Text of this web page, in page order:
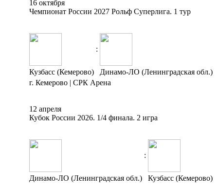
16 октября
Чемпионат России 2027 Рольф Суперлига. 1 тур
:
Кузбасс (Кемерово)
Динамо-ЛО (Ленинградская обл.)
г. Кемерово | СРК Арена
12 апреля
Кубок России 2026. 1/4 финала. 2 игра
:
Динамо-ЛО (Ленинградская обл.) Кузбасс (Кемерово)